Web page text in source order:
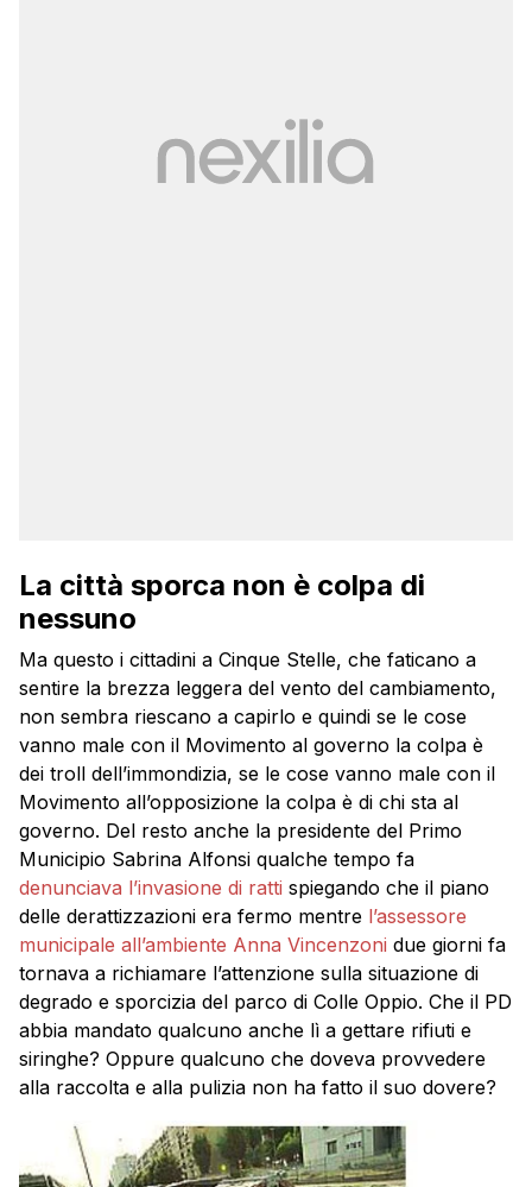
La città sporca non è colpa di
nessuno
Ma questo i cittadini a Cinque Stelle, che faticano a
sentire la brezza leggera del vento del cambiamento,
non sembra riescano a capirlo e quindi se le cose
vanno male con il Movimento al governo la colpa è
dei troll dell’immondizia, se le cose vanno male con il
Movimento all’opposizione la colpa è di chi sta al
governo. Del resto anche la presidente del Primo
Municipio Sabrina Alfonsi qualche tempo fa
denunciava l’invasione di ratti spiegando che il piano
delle derattizzazioni era fermo mentre l’assessore
municipale all’ambiente Anna Vincenzoni due giorni fa
tornava a richiamare l’attenzione sulla situazione di
degrado e sporcizia del parco di Colle Oppio. Che il PD
abbia mandato qualcuno anche lì a gettare rifiuti e
siringhe? Oppure qualcuno che doveva provvedere
alla raccolta e alla pulizia non ha fatto il suo dovere?